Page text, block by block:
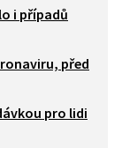
i případů
před
pro lidi